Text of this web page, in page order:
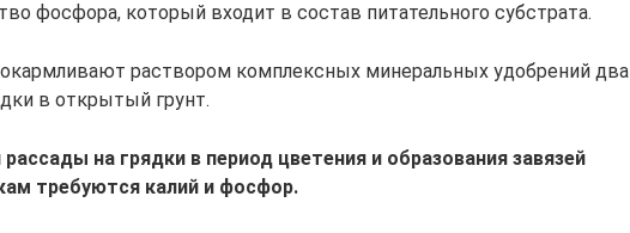
фосфора, который входит в состав питательного субстрата.
раствором комплексных минеральных удобрений два
в открытый грунт.
на грядки в период цветения и образования завязей
требуются калий и фосфор.